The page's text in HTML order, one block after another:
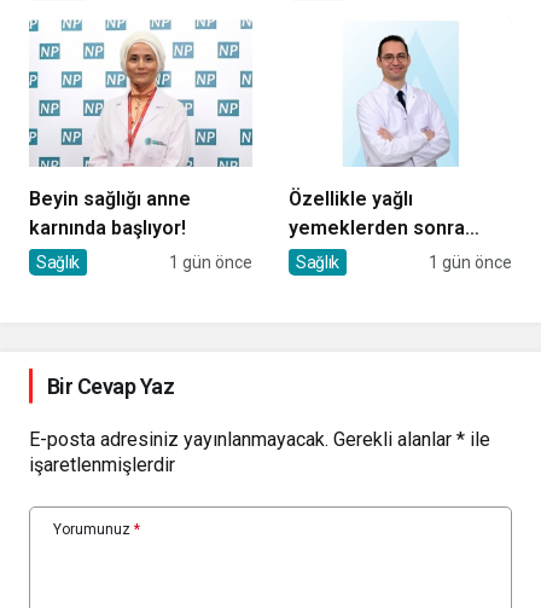
Beyin sağlığı anne
karnında başlıyor!
Sağlık 1 gün önce
Özellikle yağlı
yemeklerden sonra
başlıyorsa, gecikmeyin
Sağlık 1 gün önce
Bir Cevap Yaz
E-posta adresiniz yayınlanmayacak. Gerekli alanlar * ile
işaretlenmişlerdir
Yorumunuz *